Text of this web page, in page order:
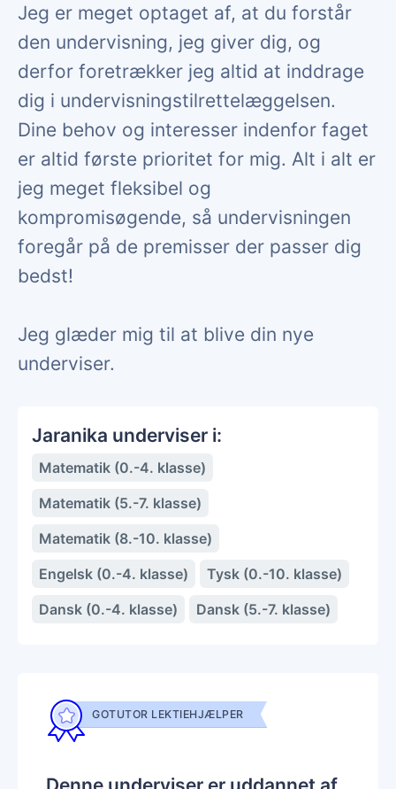
Jeg er meget optaget af, at du forstår
den undervisning, jeg giver dig, og
derfor foretrækker jeg altid at inddrage
dig i undervisningstilrettelæggelsen.
Dine behov og interesser indenfor faget
er altid første prioritet for mig. Alt i alt er
jeg meget fleksibel og
kompromisøgende, så undervisningen
foregår på de premisser der passer dig
bedst!
Jeg glæder mig til at blive din nye
underviser.
Jaranika underviser i:
Matematik (0.-4. klasse)
Matematik (5.-7. klasse)
Matematik (8.-10. klasse)
Engelsk (0.-4. klasse)
Tysk (0.-10. klasse)
Dansk (0.-4. klasse)
Dansk (5.-7. klasse)
GOTUTOR LEKTIEHJÆLPER